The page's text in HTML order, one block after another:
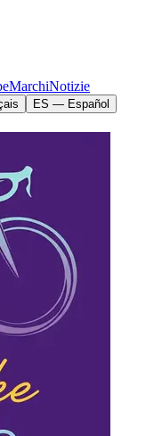
MarchiNotizie
ES — Español